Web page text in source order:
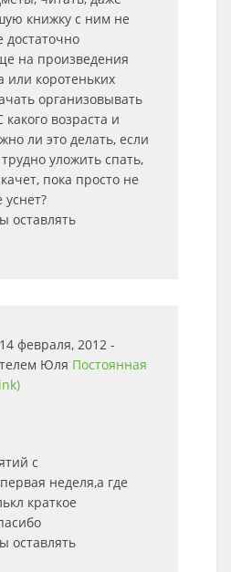
книжку с ним не
достаточно
на произведения
или коротеньких
организовывать
какого возраста и
ли это делать, если
уложить спать,
пока просто не
оставлять
февраля, 2012 -
Юля Постоянная
с
неделя,а где
краткое
оставлять